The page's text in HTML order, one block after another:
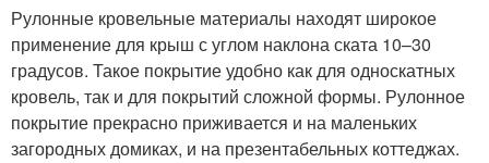
Рулонные кровельные материалы находят широкое
применение для крыш с углом наклона ската 10–30
градусов. Такое покрытие удобно как для односкатных
кровель, так и для покрытий сложной формы. Рулонное
покрытие прекрасно приживается и на маленьких
загородных домиках, и на презентабельных коттеджах.